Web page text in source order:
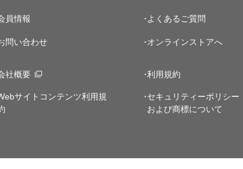
員情報 よくあるご質問
問い合わせ オンラインストアへ
社概要 利用規約
サイトコンテンツ利用規
セキュリティーポリシー
および商標について